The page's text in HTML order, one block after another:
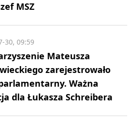
MSZ
Mateusza
zarejestrowało
Ważna
dla Łukasza Schreibera
30, 09:59